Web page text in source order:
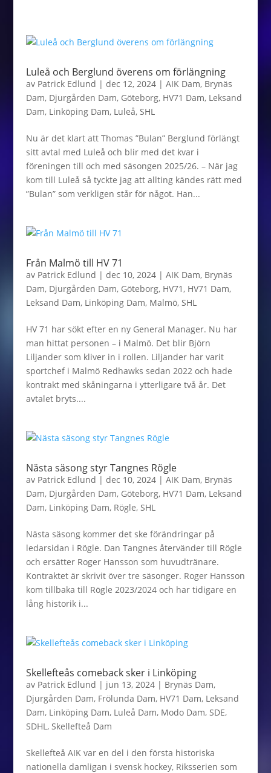
Luleå och Berglund överens om förlängning
av Patrick Edlund | dec 12, 2024| AIK Dam, Brynäs
Dam, Djurgården Dam, Göteborg, HV71 Dam, Leksand
Dam, Linköping Dam, Luleå, SHL
Nu är det klart att Thomas ”Bulan” Berglund förlängt
sitt avtal med Luleå och blir med det kvar i
föreningen till och med säsongen 2025/26. – När jag
kom till Luleå så tyckte jag att allting kändes rätt med
”Bulan” som verkligen står för något. Han...
Från Malmö till HV 71
av Patrick Edlund | dec 10, 2024| AIK Dam, Brynäs
Dam, Djurgården Dam, Göteborg, HV71, HV71 Dam,
Leksand Dam, Linköping Dam, Malmö, SHL
HV 71 har sökt efter en ny General Manager. Nu har
man hittat personen – i Malmö. Det blir Björn
Liljander som kliver in i rollen. Liljander har varit
sportchef i Malmö Redhawks sedan 2022 och hade
kontrakt med skåningarna i ytterligare två år. Det
avtalet bryts....
Nästa säsong styr Tangnes Rögle
av Patrick Edlund | dec 10, 2024| AIK Dam, Brynäs
Dam, Djurgården Dam, Göteborg, HV71 Dam, Leksand
Dam, Linköping Dam, Rögle, SHL
Nästa säsong kommer det ske förändringar på
ledarsidan i Rögle. Dan Tangnes återvänder till Rögle
och ersätter Roger Hansson som huvudtränare.
Kontraktet är skrivit över tre säsonger. Roger Hansson
kom tillbaka till Rögle 2023/2024 och har tidigare en
lång historik i...
Skellefteås comeback sker i Linköping
av Patrick Edlund | jun 13, 2024| Brynäs Dam,
Djurgården Dam, Frölunda Dam, HV71 Dam, Leksand
Dam, Linköping Dam, Luleå Dam, Modo Dam, SDE,
SDHL, Skellefteå Dam
Skellefteå AIK var en del i den första historiska
nationella damligan i svensk hockey, Riksserien som